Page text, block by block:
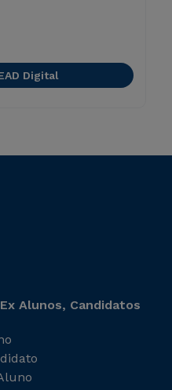
Digital
Alunos, Candidatos